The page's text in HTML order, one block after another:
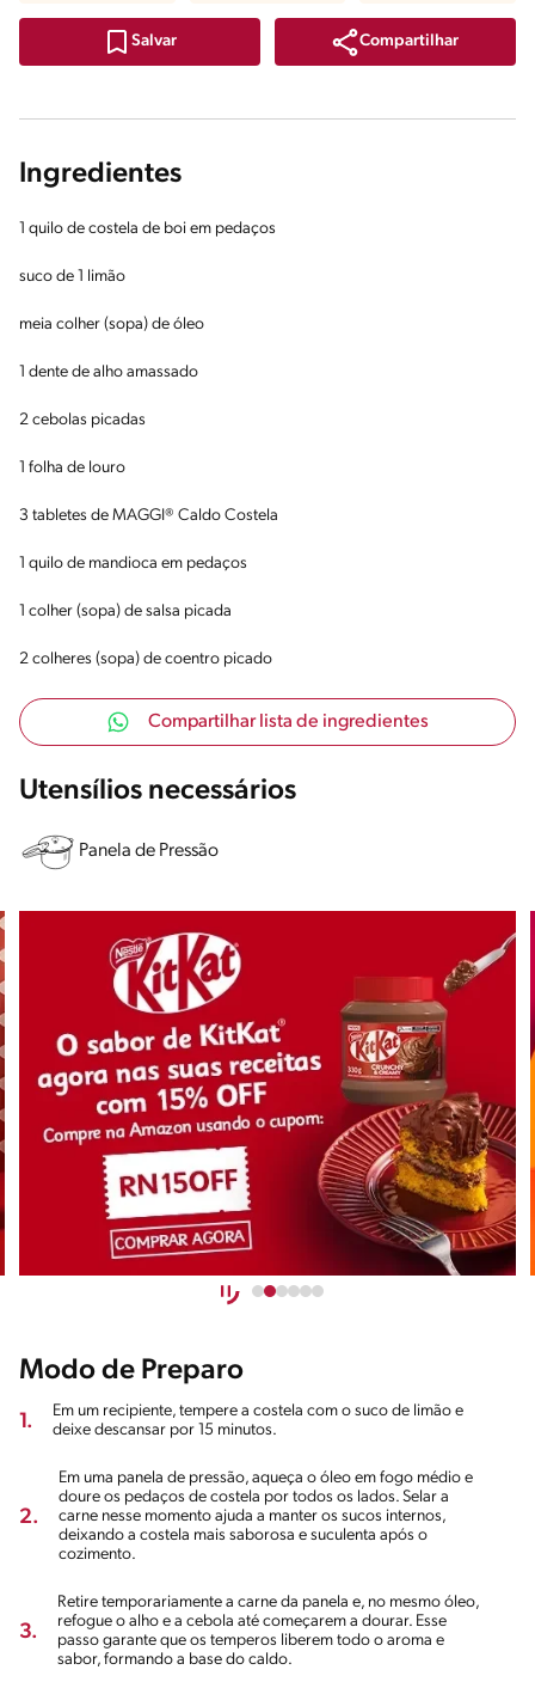
Salvar Compartilhar
Ingredientes
1 quilo de costela de boi em pedaços
suco de 1 limão
meia colher (sopa) de óleo
1 dente de alho amassado
2 cebolas picadas
1 folha de louro
3 tabletes de MAGGI® Caldo Costela
1 quilo de mandioca em pedaços
1 colher (sopa) de salsa picada
2 colheres (sopa) de coentro picado
Compartilhar lista de ingredientes
Utensílios necessários
Panela de Pressão
Modo de Preparo
1.
Em um recipiente, tempere a costela com o suco de limão e
deixe descansar por 15 minutos.
2.
Em uma panela de pressão, aqueça o óleo em fogo médio e
doure os pedaços de costela por todos os lados. Selar a
carne nesse momento ajuda a manter os sucos internos,
deixando a costela mais saborosa e suculenta após o
cozimento.
3.
Retire temporariamente a carne da panela e, no mesmo óleo,
refogue o alho e a cebola até começarem a dourar. Esse
passo garante que os temperos liberem todo o aroma e
sabor, formando a base do caldo.